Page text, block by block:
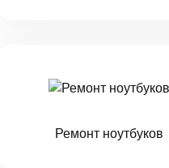
Ремонт ноутбуков